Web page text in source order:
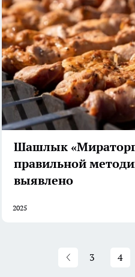
Шашлык
правильной
выявлено
2025
3 4